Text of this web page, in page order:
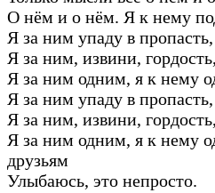
О нём и о нём. Я к нему
Я за ним упаду в пропасть,
Я за ним, извини, гордость,
Я за ним одним, я к нему
Я за ним упаду в пропасть,
Я за ним, извини, гордость,
Я за ним одним, я к нему
друзьям
Улыбаюсь, это непросто.